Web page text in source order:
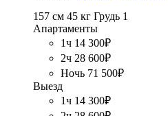
157 см 45 кг Грудь 1
Апартаменты
1ч 14 300₽
2ч 28 600₽
Ночь 71 500₽
Выезд
1ч 14 300₽